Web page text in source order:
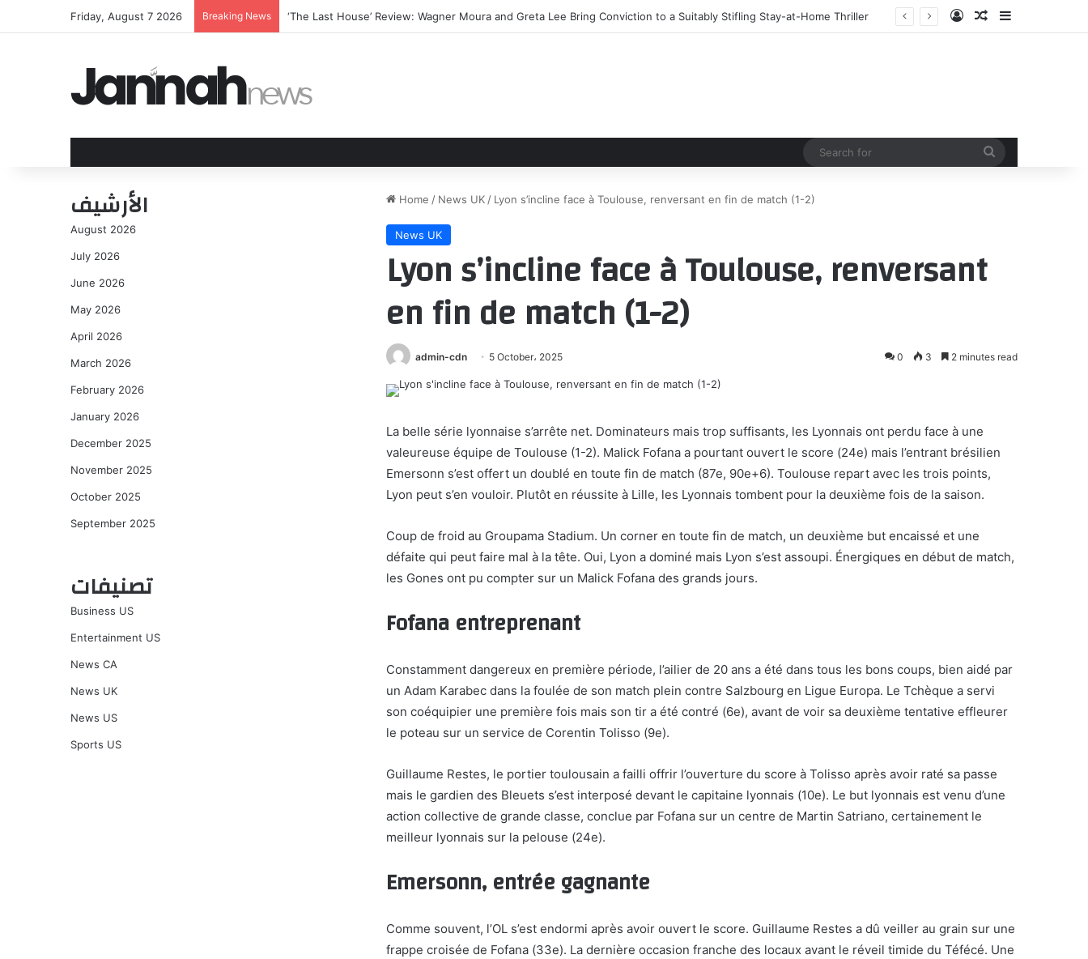
Friday, August 7 2026 Breaking News ‘The Last House’ Review: Wagner Moura and Greta Lee Bring Conviction to a Suitably Stifling Stay-at-Home Thriller Log InRandom Article
Sidebar
Home / News UK / Lyon s’incline face à Toulouse, renversant en fin de match (1-2)
News UK
Lyon s’incline face à Toulouse, renversant
en fin de match (1-2)
admin-cdn 5 October، 2025 0 3 2 minutes read
La belle série lyonnaise s’arrête net. Dominateurs mais trop suffisants, les Lyonnais ont perdu face à une
valeureuse équipe de Toulouse (1-2). Malick Fofana a pourtant ouvert le score (24e) mais l’entrant brésilien
Emersonn s’est offert un doublé en toute fin de match (87e, 90e+6). Toulouse repart avec les trois points,
Lyon peut s’en vouloir. Plutôt en réussite à Lille, les Lyonnais tombent pour la deuxième fois de la saison.
Coup de froid au Groupama Stadium. Un corner en toute fin de match, un deuxième but encaissé et une
défaite qui peut faire mal à la tête. Oui, Lyon a dominé mais Lyon s’est assoupi. Énergiques en début de match,
les Gones ont pu compter sur un Malick Fofana des grands jours.
Fofana entreprenant
Constamment dangereux en première période, l’ailier de 20 ans a été dans tous les bons coups, bien aidé par
un Adam Karabec dans la foulée de son match plein contre Salzbourg en Ligue Europa. Le Tchèque a servi
son coéquipier une première fois mais son tir a été contré (6e), avant de voir sa deuxième tentative effleurer
le poteau sur un service de Corentin Tolisso (9e).
Guillaume Restes, le portier toulousain a failli offrir l’ouverture du score à Tolisso après avoir raté sa passe
mais le gardien des Bleuets s’est interposé devant le capitaine lyonnais (10e). Le but lyonnais est venu d’une
action collective de grande classe, conclue par Fofana sur un centre de Martin Satriano, certainement le
meilleur lyonnais sur la pelouse (24e).
Emersonn, entrée gagnante
Comme souvent, l’OL s’est endormi après avoir ouvert le score. Guillaume Restes a dû veiller au grain sur une
frappe croisée de Fofana (33e). La dernière occasion franche des locaux avant le réveil timide du Téfécé. Une
الأرشيف
August 2026
July 2026
June 2026
May 2026
April 2026
March 2026
February 2026
January 2026
December 2025
November 2025
October 2025
September 2025
تصنيفات
Business US
Entertainment US
News CA
News UK
News US
Sports US